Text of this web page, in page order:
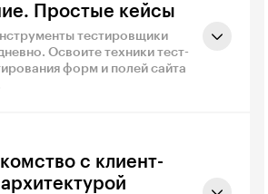
Простые кейсы
тестировщики
Освоите техники тест-
форм и полей сайта
с клиент-